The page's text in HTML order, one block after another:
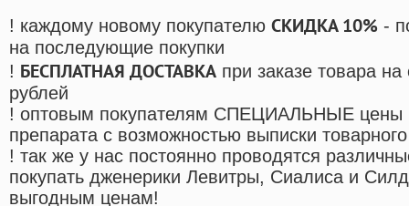
! каждому новому покупателю СКИДКА 10% -
на последующие покупки
! БЕСПЛАТНАЯ ДОСТАВКА при заказе товара
рублей
! оптовым покупателям СПЕЦИАЛЬНЫЕ цены
препарата с возможностью выписки
! так же у нас постоянно проводятся
покупать дженерики Левитры, Сиалиса и
выгодным ценам!